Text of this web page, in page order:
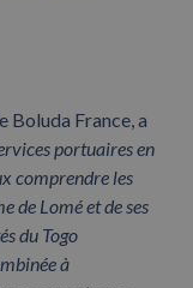
Boluda France, a
portuaires en
comprendre les
de Lomé et de ses
du Togo
à